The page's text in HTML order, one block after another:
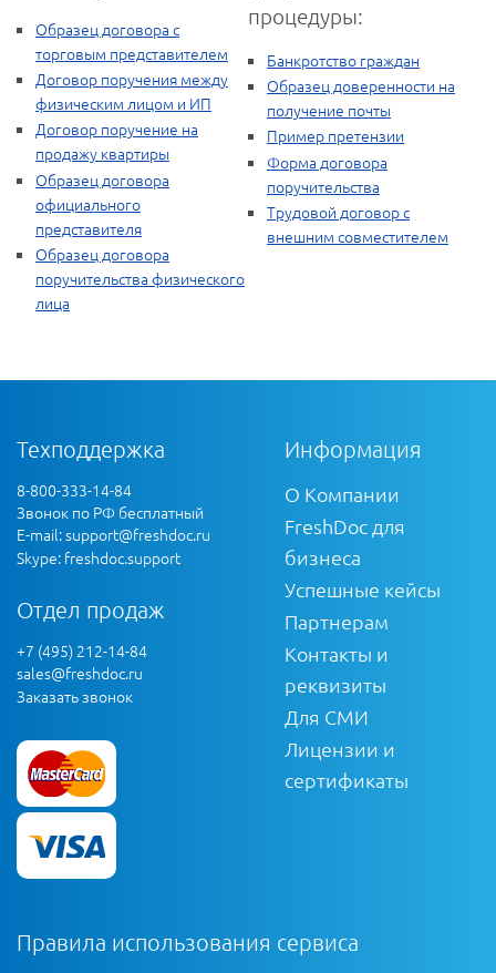
Образец договора с
торговым представителем
Договор поручения между
физическим лицом и ИП
Договор поручение на
продажу квартиры
Образец договора
официального
представителя
Образец договора
поручительства физического
лица
процедуры:
Банкротство граждан
Образец доверенности на
получение почты
Пример претензии
Форма договора
поручительства
Трудовой договор с
внешним совместителем
Техподдержка
8-800-333-14-84
Звонок по РФ бесплатный
E-mail:support@freshdoc.ru
Skype: freshdoc.support
Отдел продаж
+7 (495) 212-14-84
sales@freshdoc.ru
Заказать звонок
Информация
О Компании
FreshDoc для
бизнеса
Успешные кейсы
Партнерам
Контакты и
реквизиты
Для СМИ
Лицензии и
сертификаты
Правила использования сервиса